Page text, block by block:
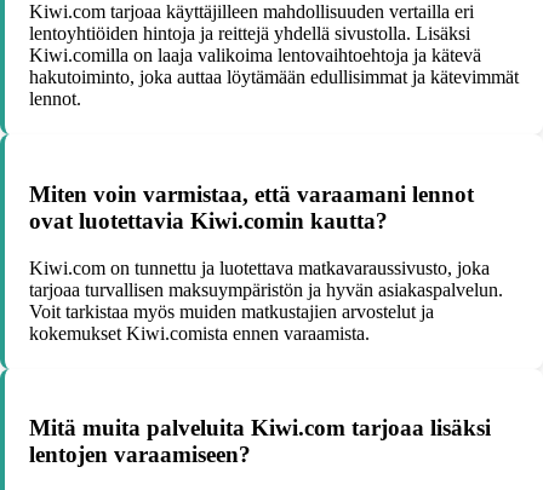
Kiwi.com tarjoaa käyttäjilleen mahdollisuuden vertailla eri
lentoyhtiöiden hintoja ja reittejä yhdellä sivustolla. Lisäksi
Kiwi.comilla on laaja valikoima lentovaihtoehtoja ja kätevä
hakutoiminto, joka auttaa löytämään edullisimmat ja kätevimmät
lennot.
Miten voin varmistaa, että varaamani lennot
ovat luotettavia Kiwi.comin kautta?
Kiwi.com on tunnettu ja luotettava matkavaraussivusto, joka
tarjoaa turvallisen maksuympäristön ja hyvän asiakaspalvelun.
Voit tarkistaa myös muiden matkustajien arvostelut ja
kokemukset Kiwi.comista ennen varaamista.
Mitä muita palveluita Kiwi.com tarjoaa lisäksi
lentojen varaamiseen?